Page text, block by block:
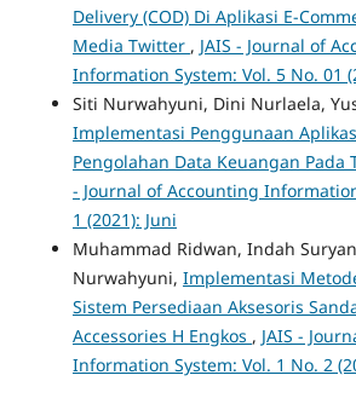
Delivery (COD) Di Aplikasi E-
Media Twitter , JAIS - Journal of
Information System: Vol. 5 No. 01
Siti Nurwahyuni, Dini Nurlaela,
Implementasi Penggunaan
Pengolahan Data Keuangan Pada
- Journal of Accounting
1 (2021): Juni
Muhammad Ridwan, Indah
Nurwahyuni, Implementasi
Sistem Persediaan Aksesoris
Accessories H Engkos , JAIS -
Information System: Vol. 1 No. 2